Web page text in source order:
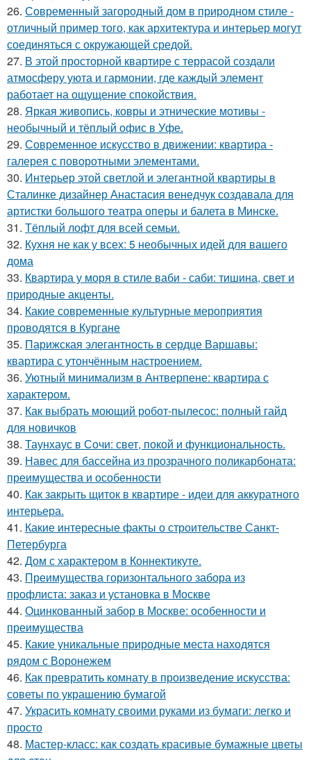
26. Современный загородный дом в природном стиле -
отличный пример того, как архитектура и интерьер могут
соединяться с окружающей средой.
27. В этой просторной квартире с террасой создали
атмосферу уюта и гармонии, где каждый элемент
работает на ощущение спокойствия.
28. Яркая живопись, ковры и этнические мотивы -
необычный и тёплый офис в Уфе.
29. Современное искусство в движении: квартира -
галерея с поворотными элементами.
30. Интерьер этой светлой и элегантной квартиры в
Сталинке дизайнер Анастасия венедчук создавала для
артистки большого театра оперы и балета в Минске.
31. Тёплый лофт для всей семьи.
32. Кухня не как у всех: 5 необычных идей для вашего
дома
33. Квартира у моря в стиле ваби - саби: тишина, свет и
природные акценты.
34. Какие современные культурные мероприятия
проводятся в Кургане
35. Парижская элегантность в сердце Варшавы:
квартира с утончённым настроением.
36. Уютный минимализм в Антверпене: квартира с
характером.
37. Как выбрать моющий робот-пылесос: полный гайд
для новичков
38. Таунхаус в Сочи: свет, покой и функциональность.
39. Навес для бассейна из прозрачного поликарбоната:
преимущества и особенности
40. Как закрыть щиток в квартире - идеи для аккуратного
интерьера.
41. Какие интересные факты о строительстве Санкт-
Петербурга
42. Дом с характером в Коннектикуте.
43. Преимущества горизонтального забора из
профлиста: заказ и установка в Москве
44. Оцинкованный забор в Москве: особенности и
преимущества
45. Какие уникальные природные места находятся
рядом с Воронежем
46. Как превратить комнату в произведение искусства:
советы по украшению бумагой
47. Украсить комнату своими руками из бумаги: легко и
просто
48. Мастер-класс: как создать красивые бумажные цветы